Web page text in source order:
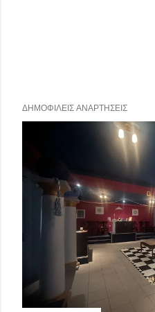
ΔΗΜΟΦΙΛΕΊΣ ΑΝΑΡΤΉΣΕΙΣ